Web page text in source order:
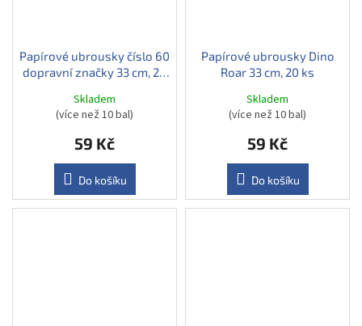
Papírové ubrousky číslo 60
dopravní značky 33 cm, 20
Skladem
(více než 10 bal)
59 Kč
Do košíku
Papírové ubrousky Dino
Roar 33 cm, 20 ks
Skladem
(více než 10 bal)
59 Kč
Do košíku